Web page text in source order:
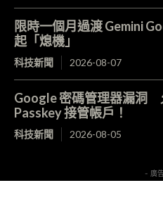
限時一個月過渡 Gemini
起「熄機」
科技新聞 2026-08-07
Google 密碼管理器漏洞
Passkey 接管帳戶！
科技新聞 2026-08-05
- 廣